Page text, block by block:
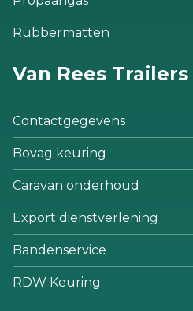
Rubbermatten
Van Rees Trailers
Contactgegevens
Bovag keuring
Caravan onderhoud
Export dienstverlening
Bandenservice
RDW Keuring